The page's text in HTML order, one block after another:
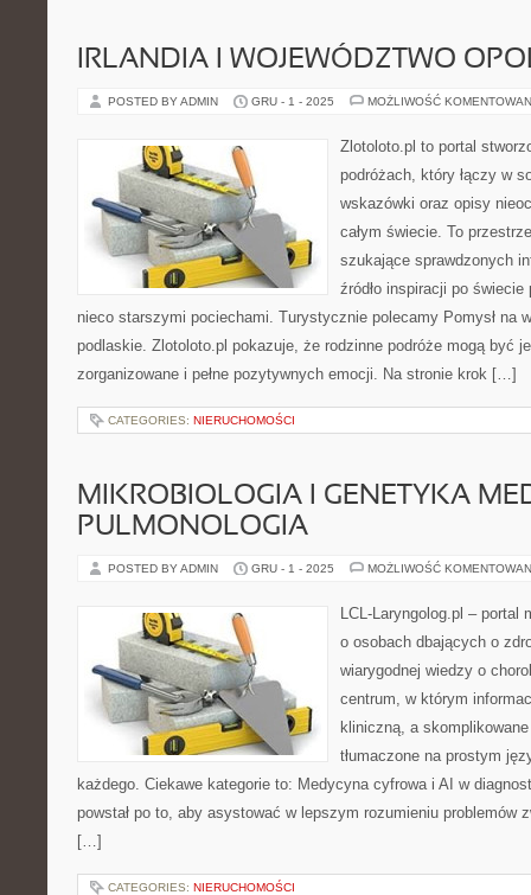
IRLANDIA I WOJEWÓDZTWO
POSTED BY ADMIN GRU - 1 - 2025 MOŻLIWOŚĆ
Zlotoloto.pl to portal
podróżach, który łączy w
wskazówki oraz opisy
całym świecie. To
szukające sprawdzonych
źródło inspiracji po
nieco starszymi pociechami. Turystycznie polecamy Pomysł na
podlaskie. Zlotoloto.pl pokazuje, że rodzinne podróże mogą być
zorganizowane i pełne pozytywnych emocji. Na stronie krok […]
CATEGORIES: NIERUCHOMOŚCI
MIKROBIOLOGIA I GENETYKA
PULMONOLOGIA
POSTED BY ADMIN GRU - 1 - 2025 MOŻLIWOŚĆ
LCL-Laryngolog.pl –
o osobach dbających o
wiarygodnej wiedzy o
centrum, w którym
kliniczną, a
tłumaczone na prostym
każdego. Ciekawe kategorie to: Medycyna cyfrowa i AI w
powstał po to, aby asystować w lepszym rozumieniu problemów
[…]
CATEGORIES: NIERUCHOMOŚCI